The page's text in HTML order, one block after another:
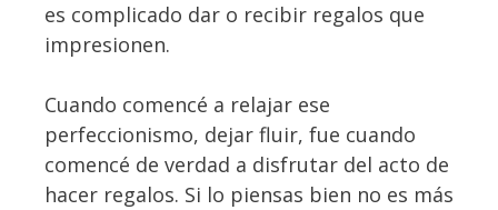
es complicado dar o recibir regalos que
impresionen.
Cuando comencé a relajar ese
perfeccionismo, dejar fluir, fue cuando
comencé de verdad a disfrutar del acto de
hacer regalos. Si lo piensas bien no es más